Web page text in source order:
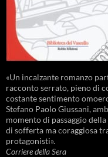
«Un incalzante romanzo
racconto serrato, pieno di
costante sentimento
Stefano Paolo Giussani,
momento di passaggio
di sofferta ma coraggiosa
protagonisti».
Corriere della Sera